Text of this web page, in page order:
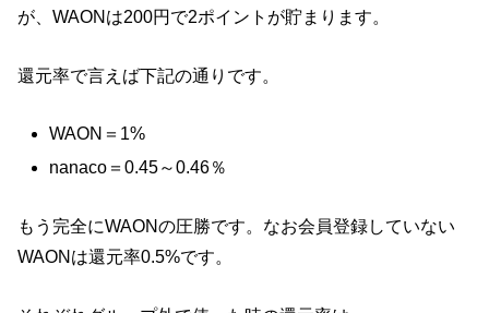
が、WAONは200円で2ポイントが貯まります。
還元率で言えば下記の通りです。
WAON＝1%
nanaco＝0.45～0.46％
もう完全にWAONの圧勝です。なお会員登録していない
WAONは還元率0.5%です。